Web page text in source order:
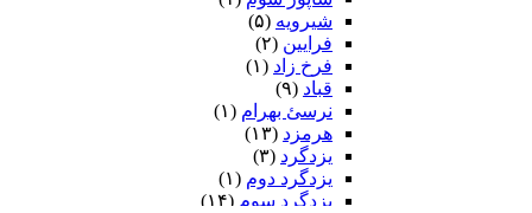
شیرویه (۵)
فرایین (۲)
فرخ زاد (۱)
قباد (۹)
نرسئ بهرام‏ (۱)
هرمزد (۱۳)
یزدگرد (۳)
یزدگرد دوم (۱)
یزدگرد سوم (۱۴)